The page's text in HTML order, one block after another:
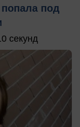
под
секунд